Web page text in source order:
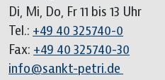
Di, Mi, Do, Fr 11 bis 13 Uhr
Tel.: +49 40 325740-0
Fax: +49 40 325740-30
info@sankt-petri.de